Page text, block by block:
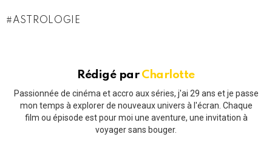
ASTROLOGIE
Rédigé par Charlotte
Passionnée de cinéma et accro aux séries, j'ai 29 ans et je passe
mon temps à explorer de nouveaux univers à l'écran. Chaque
film ou épisode est pour moi une aventure, une invitation à
voyager sans bouger.